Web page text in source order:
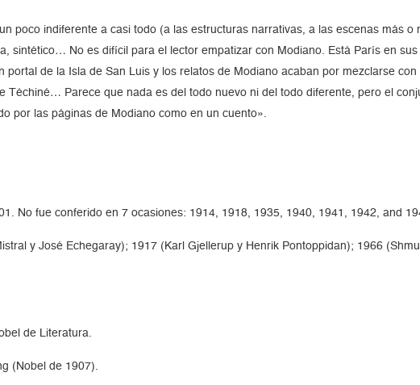
poco indiferente a casi todo (a las estructuras narrativas, a las escenas más o
sintético… No es difícil para el lector empatizar con Modiano. Está París en sus
de la Isla de San Luis y los relatos de Modiano acaban por mezclarse con
Téchiné… Parece que nada es del todo nuevo ni del todo diferente, pero el
por las páginas de Modiano como en un cuento».
No fue conferido en 7 ocasiones: 1914, 1918, 1935, 1940, 1941, 1942, and
y José Echegaray); 1917 (Karl Gjellerup y Henrik Pontoppidan); 1966
de Literatura.
(Nobel de 1907).